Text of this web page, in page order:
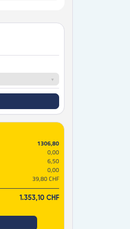
1306,80
0,00
6,50
0,00
39,80 CHF
1.353,10 CHF